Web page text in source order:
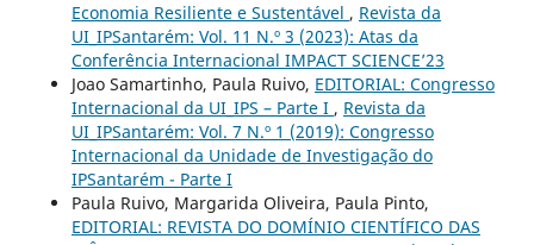
Economia Resiliente e Sustentável , Revista da
UI_IPSantarém: Vol. 11 N.º 3 (2023): Atas da
Conferência Internacional IMPACT SCIENCE’23
Joao Samartinho, Paula Ruivo, EDITORIAL: Congresso
Internacional da UI_IPS – Parte I , Revista da
UI_IPSantarém: Vol. 7 N.º 1 (2019): Congresso
Internacional da Unidade de Investigação do
IPSantarém - Parte I
Paula Ruivo, Margarida Oliveira, Paula Pinto,
EDITORIAL: REVISTA DO DOMÍNIO CIENTÍFICO DAS